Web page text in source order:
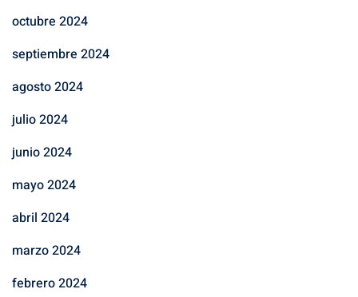
octubre 2024
septiembre 2024
agosto 2024
julio 2024
junio 2024
mayo 2024
abril 2024
marzo 2024
febrero 2024